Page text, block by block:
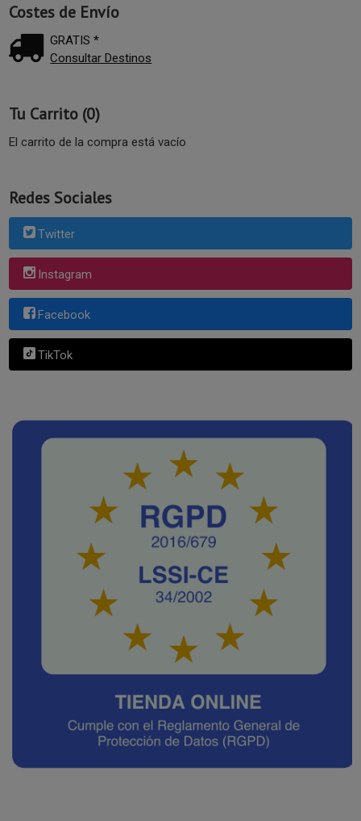
Costes de Envío
GRATIS *
Consultar Destinos
Tu Carrito (0)
El carrito de la compra está vacío
Redes Sociales
Twitter
Instagram
Facebook
TikTok